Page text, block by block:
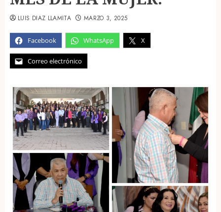
Facebook WhatsApp X
Correo electrónico
LUIS DIAZ LLAMITA MARZO 3, 2025